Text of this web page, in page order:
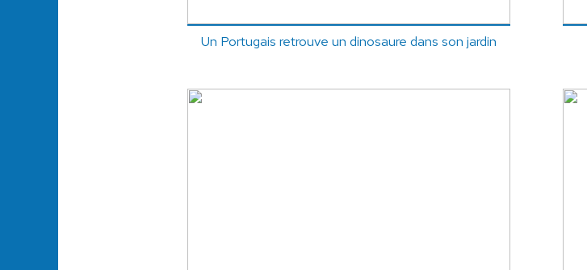
Un Portugais retrouve un dinosaure dans son jardin